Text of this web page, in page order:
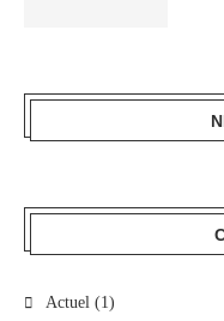
Actuel (1)